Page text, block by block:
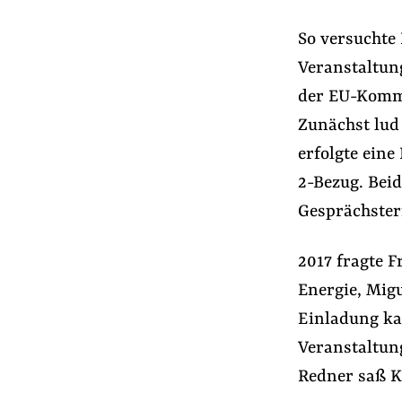
So
der EU-
Zunächst
erfolgte eine
2-Bezug.
2017 fragte
Energie,
Einladung
Redner saß